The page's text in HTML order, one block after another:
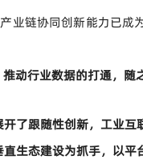
业链协同创新能力已
动行业数据的打通，随
了跟随性创新，工业
生态建设为抓手，以平